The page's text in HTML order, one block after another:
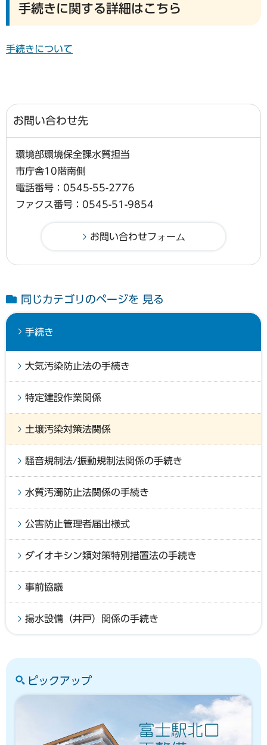
手続きに関する詳細はこちら
手続きについて
お問い合わせ先
環境部環境保全課水質担当
市庁舎10階南側
電話番号：0545-55-2776
ファクス番号：0545-51-9854
同じカテゴリのページを 見る
手続き
大気汚染防止法の手続き
特定建設作業関係
土壌汚染対策法関係
騒音規制法/振動規制法関係の手続き
水質汚濁防止法関係の手続き
公害防止管理者届出様式
ダイオキシン類対策特別措置法の手続き
事前協議
揚水設備（井戸）関係の手続き
ピックアップ